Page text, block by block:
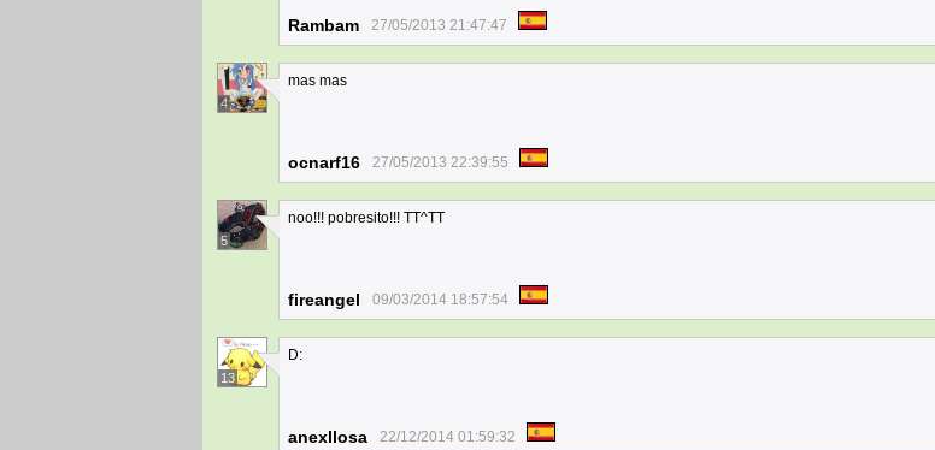
Rambam 27/05/2013 21:47:47
4
mas mas
ocnarf16 27/05/2013 22:39:55
5
noo!!! pobresito!!! TT^TT
fireangel 09/03/2014 18:57:54
13
D:
anexllosa 22/12/2014 01:59:32